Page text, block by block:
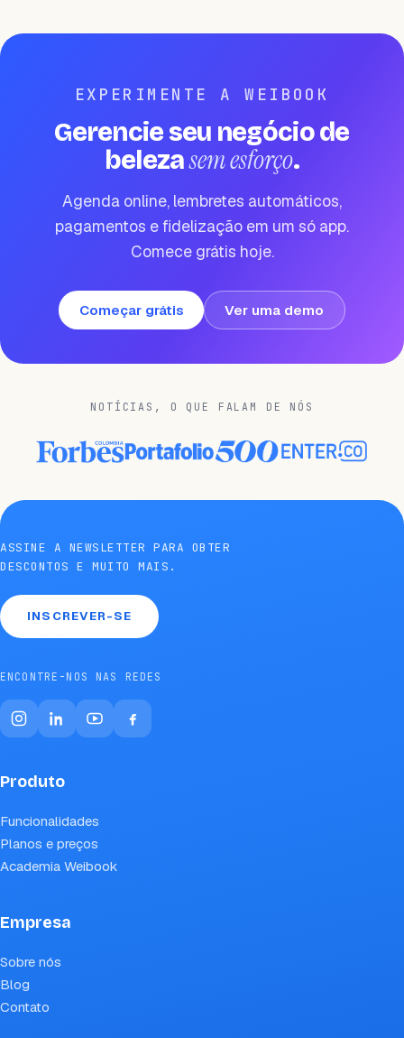
EXPERIMENTE A WEIBOOK
Gerencie seu negócio de
belezasem esforço.
Agenda online, lembretes automáticos,
pagamentos e fidelização em um só app.
Comece grátis hoje.
Começar grátis Ver uma demo
NOTÍCIAS, O QUE FALAM DE NÓS
ASSINE A NEWSLETTER PARA OBTER
DESCONTOS E MUITO MAIS.
INSCREVER-SE
ENCONTRE-NOS NAS REDES
Produto
Funcionalidades
Planos e preços
Academia Weibook
Empresa
Sobre nós
Blog
Contato